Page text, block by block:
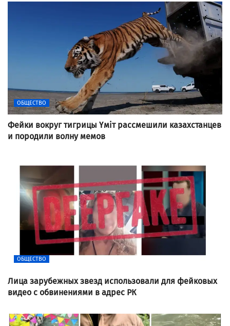
ОБЩЕСТВО
Фейки вокруг тигрицы Үміт рассмешили казахстанцев
и породили волну мемов
ОБЩЕСТВО
Лица зарубежных звезд использовали для фейковых
видео с обвинениями в адрес РК